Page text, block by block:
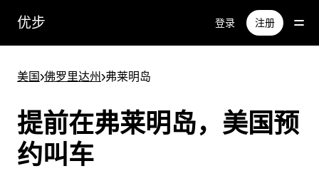
优步 登录 注册
美国>佛罗里达州>弗莱明岛
提前在弗莱明岛，美国预
约叫车